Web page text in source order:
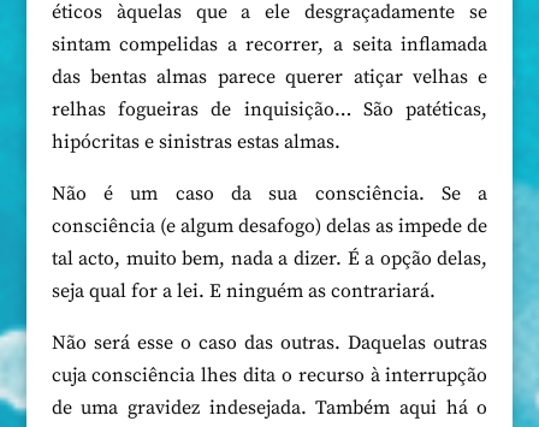
éticos àquelas que a ele desgraçadamente se
sintam compelidas a recorrer, a seita inflamada
das bentas almas parece querer atiçar velhas e
relhas fogueiras de inquisição… São patéticas,
hipócritas e sinistras estas almas.
Não é um caso da sua consciência. Se a
consciência (e algum desafogo) delas as impede de
tal acto, muito bem, nada a dizer. É a opção delas,
seja qual for a lei. E ninguém as contrariará.
Não será esse o caso das outras. Daquelas outras
cuja consciência lhes dita o recurso à interrupção
de uma gravidez indesejada. Também aqui há o